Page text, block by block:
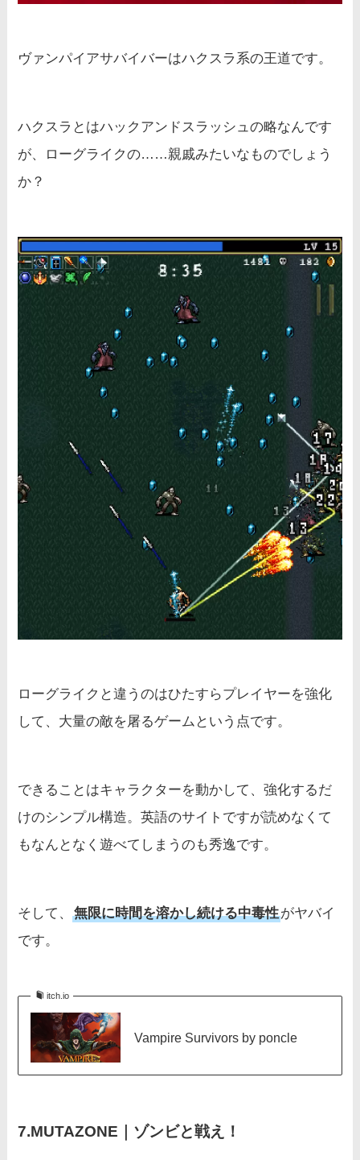
ヴァンパイアサバイバーはハクスラ系の王道です。
ハクスラとはハックアンドスラッシュの略なんです
が、ローグライクの……親戚みたいなものでしょう
か？
ローグライクと違うのはひたすらプレイヤーを強化
して、大量の敵を屠るゲームという点です。
できることはキャラクターを動かして、強化するだ
けのシンプル構造。英語のサイトですが読めなくて
もなんとなく遊べてしまうのも秀逸です。
そして、無限に時間を溶かし続ける中毒性がヤバイ
です。
itch.io
Vampire Survivors by poncle
7.MUTAZONE｜ ゾンビと戦え！